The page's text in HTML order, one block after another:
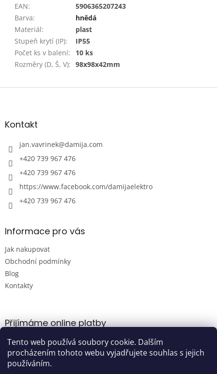
Tento web používá soubory cookie. Dalším
procházením tohoto webu vyjadřujete souhlas s jejich
používáním.
EAN:
5906365207243
Barva:
hnědá
Materiál:
plast
Stupeň krytí (IP):
IP55
Počet ks v balení:
10 ks
Rozměry (D, Š, V): 98x98x42mm
Z
aKontakt
jan.vavrinek@damija.com
+420 739 967 476
+420 739 967 476
https://www.facebook.com/damijaelektro
+420 739 967 476
Informace pro vás
Jak nakupovat
Obchodní podmínky
Blog
Kontakty
Přijímáme online platby